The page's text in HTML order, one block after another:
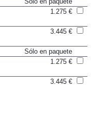
Sólo en paquete
Sólo en paquete